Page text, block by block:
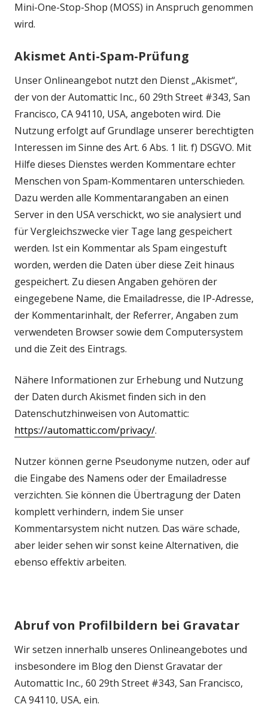
Mini-One-Stop-Shop (MOSS) in Anspruch genommen
wird.
Akismet Anti-Spam-Prüfung
Unser Onlineangebot nutzt den Dienst „Akismet“,
der von der Automattic Inc., 60 29th Street #343, San
Francisco, CA 94110, USA, angeboten wird. Die
Nutzung erfolgt auf Grundlage unserer berechtigten
Interessen im Sinne des Art. 6 Abs. 1 lit. f) DSGVO. Mit
Hilfe dieses Dienstes werden Kommentare echter
Menschen von Spam-Kommentaren unterschieden.
Dazu werden alle Kommentarangaben an einen
Server in den USA verschickt, wo sie analysiert und
für Vergleichszwecke vier Tage lang gespeichert
werden. Ist ein Kommentar als Spam eingestuft
worden, werden die Daten über diese Zeit hinaus
gespeichert. Zu diesen Angaben gehören der
eingegebene Name, die Emailadresse, die IP-Adresse,
der Kommentarinhalt, der Referrer, Angaben zum
verwendeten Browser sowie dem Computersystem
und die Zeit des Eintrags.
Nähere Informationen zur Erhebung und Nutzung
der Daten durch Akismet finden sich in den
Datenschutzhinweisen von Automattic:
https://automattic.com/privacy/In
Fenster
öffnen
.
Nutzer können gerne Pseudonyme nutzen, oder auf
die Eingabe des Namens oder der Emailadresse
verzichten. Sie können die Übertragung der Daten
komplett verhindern, indem Sie unser
Kommentarsystem nicht nutzen. Das wäre schade,
aber leider sehen wir sonst keine Alternativen, die
ebenso effektiv arbeiten.
Abruf von Profilbildern bei Gravatar
Wir setzen innerhalb unseres Onlineangebotes und
insbesondere im Blog den Dienst Gravatar der
Automattic Inc., 60 29th Street #343, San Francisco,
CA 94110, USA, ein.